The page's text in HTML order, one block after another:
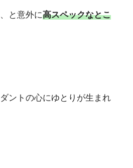
、と意外に高スペックなとこ
ントの心にゆとりが生まれ